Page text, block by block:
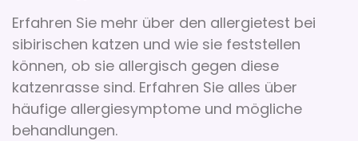
Erfahren Sie mehr über den allergietest bei
sibirischen katzen und wie sie feststellen
können, ob sie allergisch gegen diese
katzenrasse sind. Erfahren Sie alles über
häufige allergiesymptome und mögliche
behandlungen.